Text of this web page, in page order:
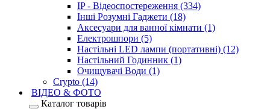
IP - Відеоспостереження (334)
Інші Розумні Гаджети (18)
Аксесуари для ванної кімнати (1)
Електрошпори (5)
Настільні LED лампи (портативні) (12)
Настільний Годинник (1)
Очищувачі Води (1)
Crypto (14)
ВІДЕО & ФОТО
Каталог товарів